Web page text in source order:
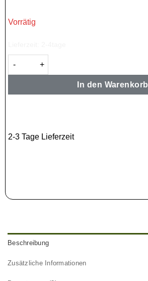
Vorrätig
In den Warenkorb
2-3 Tage Lieferzeit
Beschreibung
Zusätzliche Informationen